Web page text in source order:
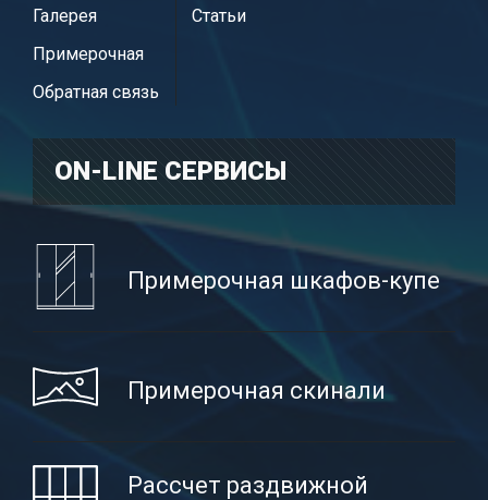
Галерея
Примерочная
Обратная связь
Статьи
ON-LINE CЕРВИСЫ
Примерочная шкафов-купе
Примерочная скинали
Рассчет раздвижной